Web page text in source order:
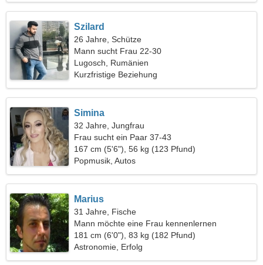
Szilard
26 Jahre, Schütze
Mann sucht Frau 22-30
Lugosch, Rumänien
Kurzfristige Beziehung
Simina
32 Jahre, Jungfrau
Frau sucht ein Paar 37-43
167 cm (5'6"), 56 kg (123 Pfund)
Popmusik, Autos
Marius
31 Jahre, Fische
Mann möchte eine Frau kennenlernen
181 cm (6'0"), 83 kg (182 Pfund)
Astronomie, Erfolg